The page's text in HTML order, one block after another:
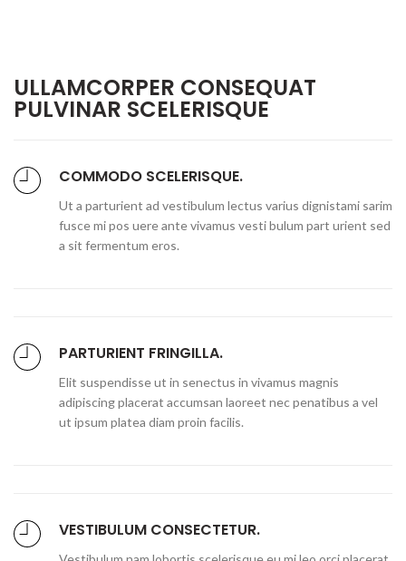
ULLAMCORPER CONSEQUAT
PULVINAR SCELERISQUE
COMMODO SCELERISQUE.
Ut a parturient ad vestibulum lectus varius dignistami sarim
fusce mi pos uere ante vivamus vesti bulum part urient sed
a sit fermentum eros.
PARTURIENT FRINGILLA.
Elit suspendisse ut in senectus in vivamus magnis
adipiscing placerat accumsan laoreet nec penatibus a vel
ut ipsum platea diam proin facilis.
VESTIBULUM CONSECTETUR.